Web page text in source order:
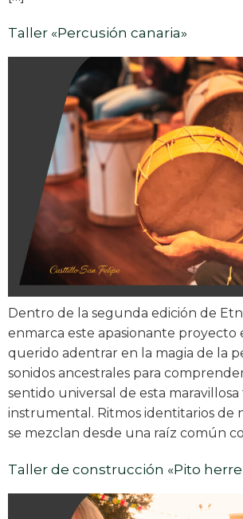
Taller «Percusión canaria»
Dentro de la segunda edición de
enmarca este apasionante proyecto
querido adentrar en la magia de la
sonidos ancestrales para
sentido universal de esta maravillosa
instrumental. Ritmos identitarios de
se mezclan desde una raíz común
Taller de construcción «Pito